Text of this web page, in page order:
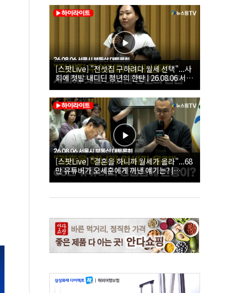
[스팟Live] "전셋집 구하려다 월세 선택"...사
회에 첫발 내디딘 청년의 한탄 | 26.08.06 서울
시 부동산 대토론회
[스팟Live] "결혼을 하니까 월세가 올라"...68
만 유튜버가 오세훈에게 꺼낸 얘기는? |
26.08.06 서울시 부동산 대토론회